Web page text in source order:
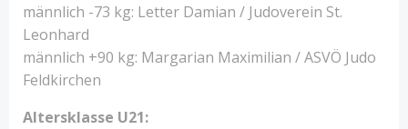
männlich -73 kg: Letter Damian / Judoverein St.
Leonhard
männlich +90 kg: Margarian Maximilian / ASVÖ Judo
Feldkirchen
Altersklasse U21: